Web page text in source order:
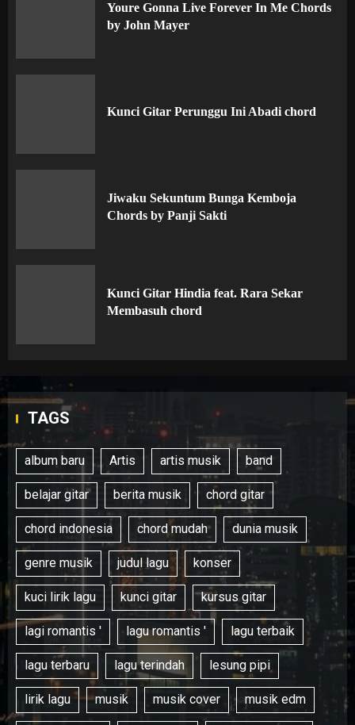
Youre Gonna Live Forever In Me Chords
by John Mayer
Kunci Gitar Perunggu Ini Abadi chord
Jiwaku Sekuntum Bunga Kemboja
Chords by Panji Sakti
Kunci Gitar Hindia feat. Rara Sekar
Membasuh chord
TAGS
album baru Artis artis musik band
belajar gitar berita musik chord gitar
chord indonesia chord mudah dunia musik
genre musik judul lagu konser
kuci lirik lagu kunci gitar kursus gitar
lagi romantis ' lagu romantis ' lagu terbaik
lagu terbaru lagu terindah lesung pipi
lirik lagu musik musik cover musik edm